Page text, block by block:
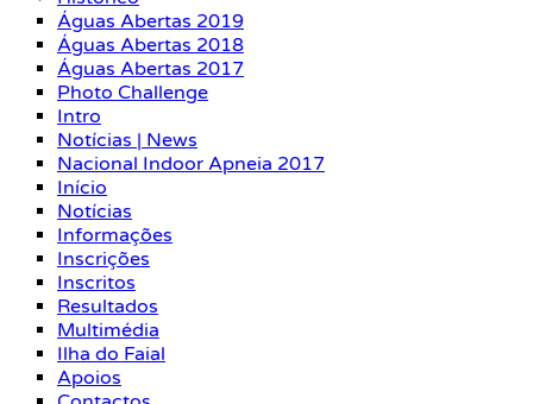
Águas Abertas 2019
Águas Abertas 2018
Águas Abertas 2017
Photo Challenge
Intro
Notícias | News
Nacional Indoor Apneia 2017
Início
Notícias
Informações
Inscrições
Inscritos
Resultados
Multimédia
Ilha do Faial
Apoios